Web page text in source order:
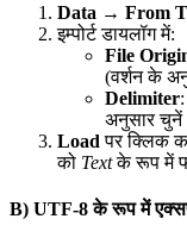
Data → From
इम्पोर्ट डायलॉग में:
File
(वर्शन के
Delimiter
अनुसार चुनें
Load पर क्लिक
को Textके रूप में
B) UTF‑8 के रूप में